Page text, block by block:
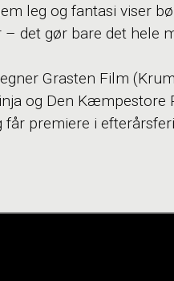
leg og fantasi viser
det gør bare det hele
Grasten Film
og Den
får premiere i